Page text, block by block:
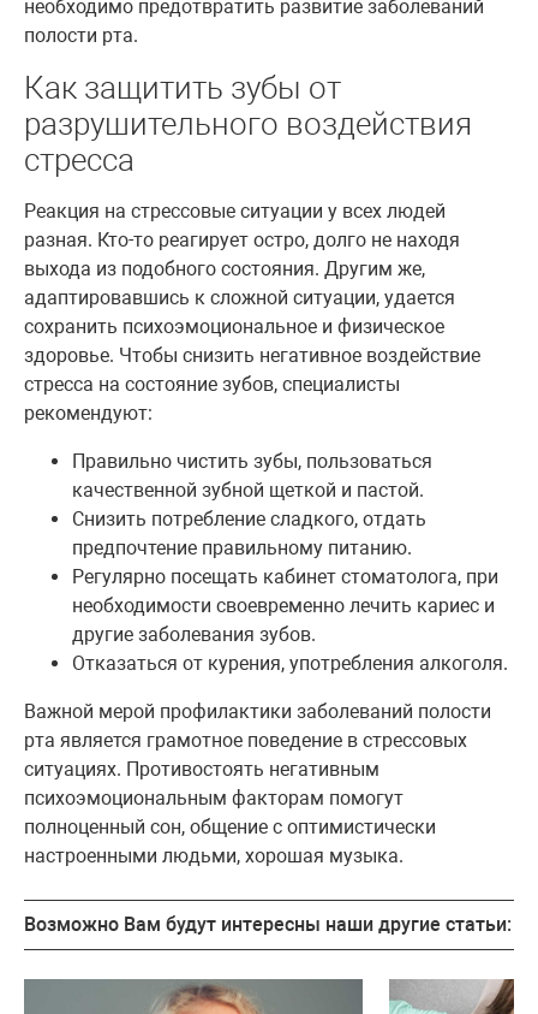
необходимо предотвратить развитие заболеваний
полости рта.
Как защитить зубы от
разрушительного воздействия
стресса
Реакция на стрессовые ситуации у всех людей
разная. Кто-то реагирует остро, долго не находя
выхода из подобного состояния. Другим же,
адаптировавшись к сложной ситуации, удается
сохранить психоэмоциональное и физическое
здоровье. Чтобы снизить негативное воздействие
стресса на состояние зубов, специалисты
рекомендуют:
Правильно чистить зубы, пользоваться
качественной зубной щеткой и пастой.
Снизить потребление сладкого, отдать
предпочтение правильному питанию.
Регулярно посещать кабинет стоматолога, при
необходимости своевременно лечить кариес и
другие заболевания зубов.
Отказаться от курения, употребления алкоголя.
Важной мерой профилактики заболеваний полости
рта является грамотное поведение в стрессовых
ситуациях. Противостоять негативным
психоэмоциональным факторам помогут
полноценный сон, общение с оптимистически
настроенными людьми, хорошая музыка.
Возможно Вам будут интересны наши другие статьи: